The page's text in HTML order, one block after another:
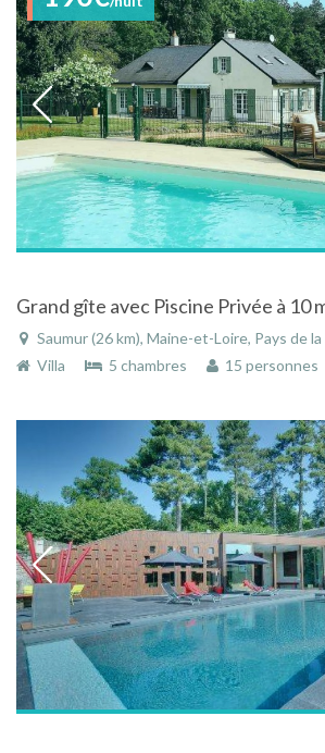
Grand gîte avec Piscine Privée à 10
Saumur (26 km), Maine-et-Loire, Pays de
Villa
5 chambres 15 personnes